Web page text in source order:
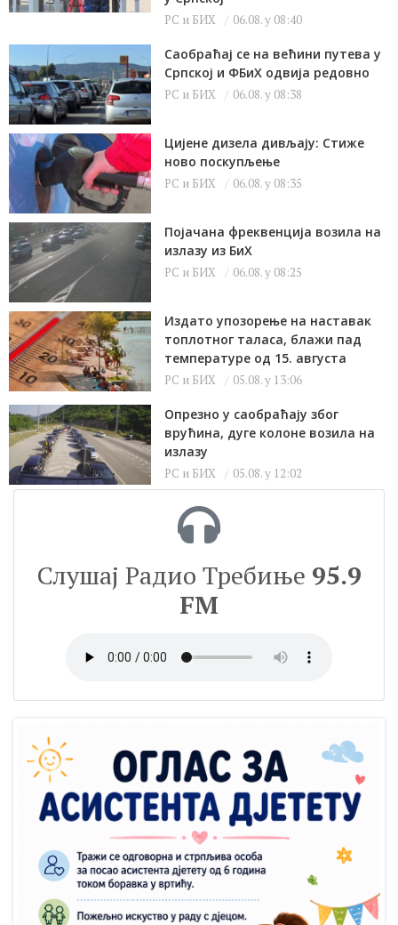
РС и БИХ 06.08. у 08:40
Саобраћај се на већини путева у
Српској и ФБиХ одвија редовно
РС и БИХ 06.08. у 08:38
Цијене дизела дивљају: Стиже
ново поскупљење
РС и БИХ 06.08. у 08:35
Појачана фреквенција возила на
излазу из БиХ
РС и БИХ 06.08. у 08:25
Издато упозорење на наставак
топлотног таласа, блажи пад
температуре од 15. августа
РС и БИХ 05.08. у 13:06
Опрезно у саобраћају због
врућина, дуге колоне возила на
излазу
РС и БИХ 05.08. у 12:02
Слушај Радио Требиње 95.9
FM